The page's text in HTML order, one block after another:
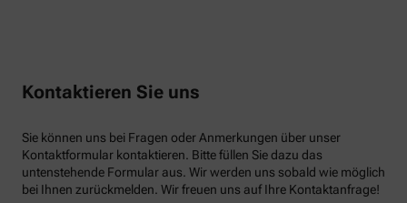
Kontaktieren Sie uns
Sie können uns bei Fragen oder Anmerkungen über unser
Kontaktformular kontaktieren. Bitte füllen Sie dazu das
untenstehende Formular aus. Wir werden uns sobald wie möglich
bei Ihnen zurückmelden. Wir freuen uns auf Ihre Kontaktanfrage!